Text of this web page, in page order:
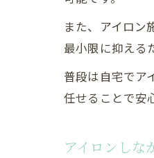
また、アイロン
最小限に抑える
普段は自宅でア
任せることで安
アイロンしな